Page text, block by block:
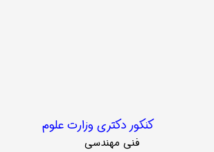
کنکور دکتری وزارت علوم
فنی مهندسی